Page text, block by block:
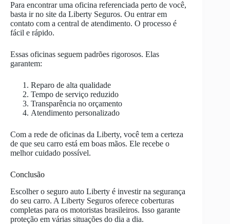
Para encontrar uma oficina referenciada perto de você,
basta ir no site da Liberty Seguros. Ou entrar em
contato com a central de atendimento. O processo é
fácil e rápido.
Essas oficinas seguem padrões rigorosos. Elas
garantem:
Reparo de alta qualidade
Tempo de serviço reduzido
Transparência no orçamento
Atendimento personalizado
Com a rede de oficinas da Liberty, você tem a certeza
de que seu carro está em boas mãos. Ele recebe o
melhor cuidado possível.
Conclusão
Escolher o seguro auto Liberty é investir na segurança
do seu carro. A Liberty Seguros oferece coberturas
completas para os motoristas brasileiros. Isso garante
proteção em várias situações do dia a dia.